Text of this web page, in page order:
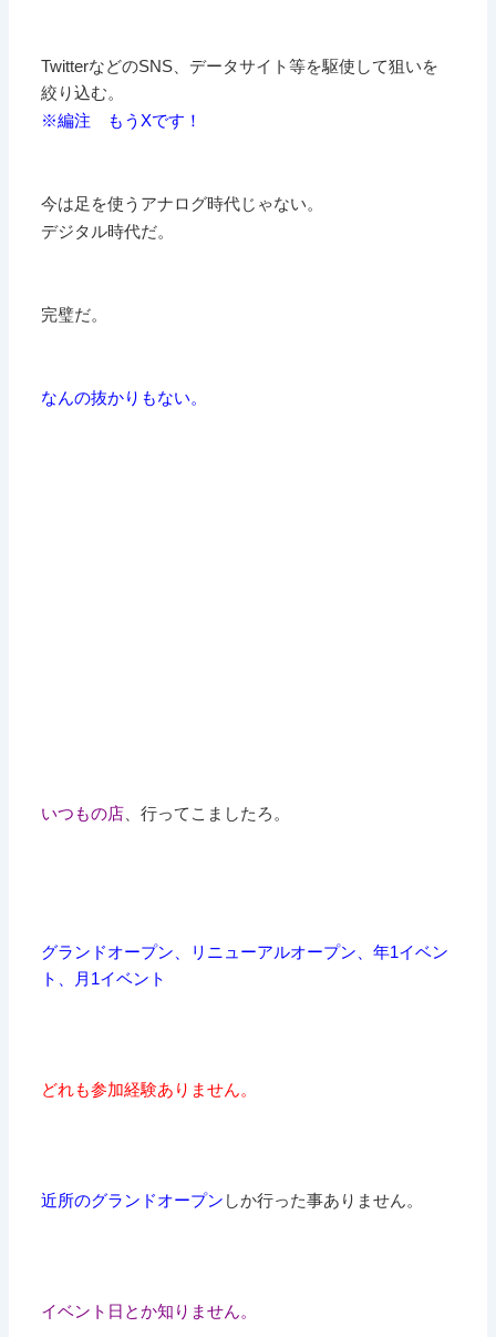
TwitterなどのSNS、データサイト等を駆使して狙いを
絞り込む。
※編注 もうXです！
今は足を使うアナログ時代じゃない。
デジタル時代だ。
完璧だ。
なんの抜かりもない。
いつもの店 、行ってこましたろ。
グランドオープン、リニューアルオープン、年1イベン
ト、月1イベント
どれも参加経験ありません。
近所のグランドオープン しか行った事ありません。
イベント日とか知りません。